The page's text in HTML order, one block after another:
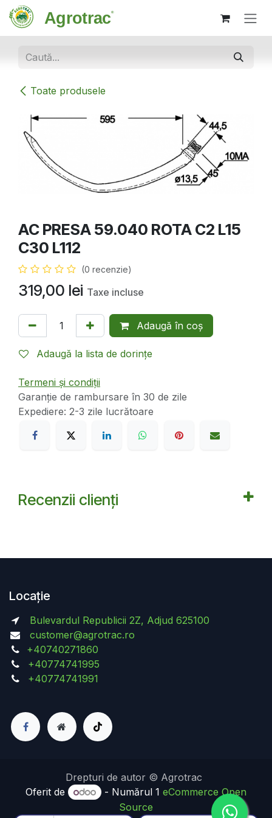
Sari la conținut
Toate produsele
AC PRESA 59.040 ROTA C2 L15
C30 L112
(0 recenzie)
319,00 lei Taxe incluse
Adaugă în coș
Adaugă la lista de dorințe
Termeni și condiții
Garanție de rambursare în 30 de zile
Expediere: 2-3 zile lucrătoare
Recenzii clienți
Locație
Bulevardul Republicii 2Z, Adjud 625100
customer@agrotrac.ro
+40740271860
+40774741995
+40774741991
Drepturi de autor © Agrotrac
Oferit de
- Numărul 1 eCommerce Open
Source